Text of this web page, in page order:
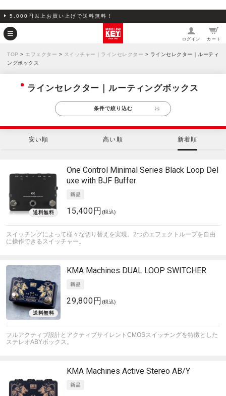
5,000円以上お買い上げで送料無料！
ログイン カート
TOP > エフェクター > スイッチャー｜ラインセレクター > ラインセレクター｜ルーティ
ングボックス
ラインセレクター｜ルーティングボックス
条件で絞り込む
安い順 高い順 新着順
One Control Minimal Series Black Loop Del
uxe with BJF Buffer
15,400円 (税込)
スイッチングによって様々な切り替えを実現。2つのエフェクトループを自由
に操作できるスイッチャー。
KMA Machines DUAL LOOP SWITCHER
29,800円 (税込)
フルアクティブ設計とアクティブサイレントCMOSスイッチングを特徴とした
ステレオABYボックス。
KMA Machines Active Stereo AB/Y